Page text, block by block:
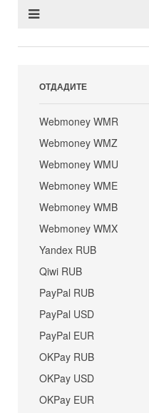
ОТДАДИТЕ
Webmoney WMR
Webmoney WMZ
Webmoney WMU
Webmoney WME
Webmoney WMB
Webmoney WMX
Yandex RUB
Qiwi RUB
PayPal RUB
PayPal USD
PayPal EUR
OKPay RUB
OKPay USD
OKPay EUR